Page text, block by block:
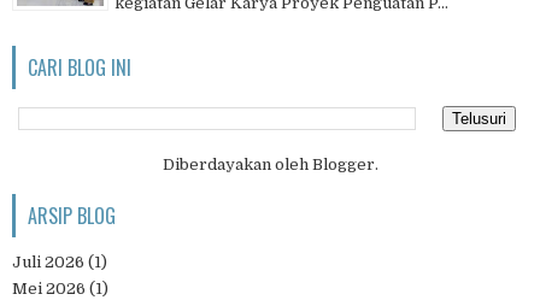
CARI BLOG INI
Diberdayakan oleh Blogger.
ARSIP BLOG
Juli 2026 (1)
Mei 2026 (1)